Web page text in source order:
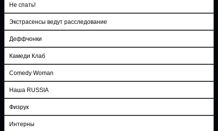
Не спать!
Экстрасенсы ведут расследование
Деффчонки
Камеди Клаб
Comedy Woman
Наша RUSSIA
Физрук
Интерны